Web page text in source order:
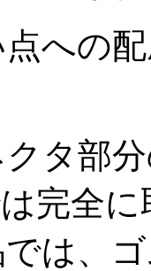
への
タ部
完全
は、